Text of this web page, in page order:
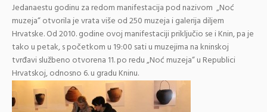
Jedanaestu godinu za redom manifestacija pod nazivom „Noć
muzeja“ otvorila je vrata više od 250 muzeja i galerija diljem
Hrvatske. Od 2010. godine ovoj manifestaciji priključio se i Knin, pa je
tako u petak, s početkom u 19:00 sati u muzejima na kninskoj
tvrđavi službeno otvorena 11. po redu „Noć muzeja“ u Republici
Hrvatskoj, odnosno 6. u gradu Kninu.